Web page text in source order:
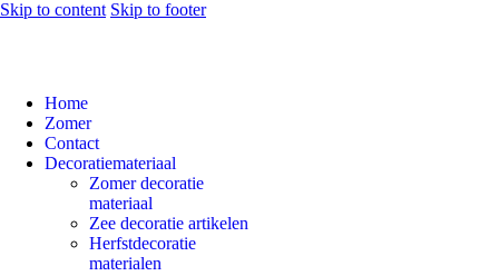
Skip to content Skip to footer
Home
Zomer
Contact
Decoratiemateriaal
Zomer decoratie
materiaal
Zee decoratie artikelen
Herfstdecoratie
materialen